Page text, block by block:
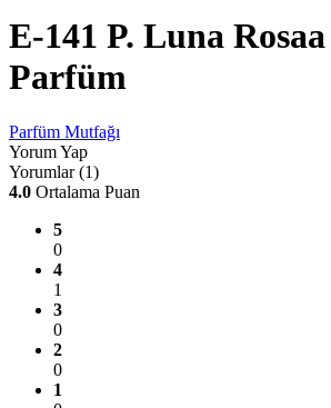
E-141 P. Luna
Parfüm
Parfüm Mutfağı
Yorum Yap
Yorumlar (1)
4.0 Ortalama Puan
5
0
4
1
3
0
2
0
1